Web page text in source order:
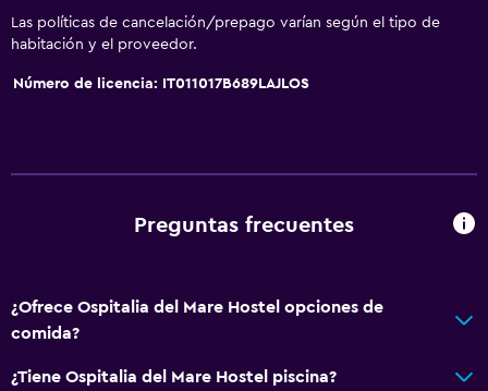
Las políticas de cancelación/prepago varían según el tipo de
habitación y el proveedor.
Número de licencia: IT011017B689LAJLOS
Preguntas frecuentes
¿Ofrece Ospitalia del Mare Hostel opciones de
comida?
¿Tiene Ospitalia del Mare Hostel piscina?